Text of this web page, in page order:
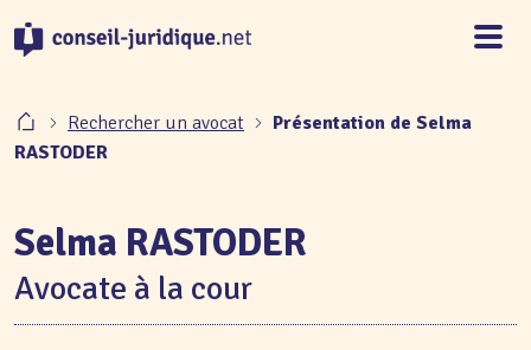
Rechercher un avocat
Présentation de Selma
RASTODER
Selma RASTODER
Avocate à la cour